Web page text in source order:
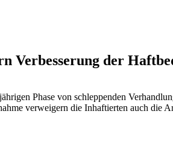
Verbesserung der
Phase von schleppenden
verweigern die Inhaftierten auch die